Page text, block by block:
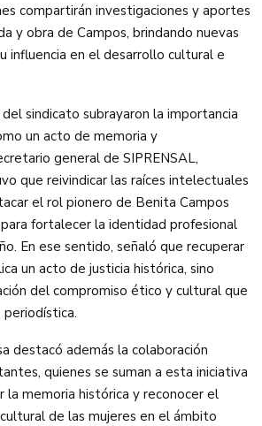
compartirán investigaciones y aportes
y obra de Campos, brindando nuevas
influencia en el desarrollo cultural e
sindicato subrayaron la importancia
un acto de memoria y
general de SIPRENSAL,
que reivindicar las raíces intelectuales
el rol pionero de Benita Campos
fortalecer la identidad profesional
En ese sentido, señaló que recuperar
un acto de justicia histórica, sino
del compromiso ético y cultural que
destacó además la colaboración
quienes se suman a esta iniciativa
la memoria histórica y reconocer el
de las mujeres en el ámbito